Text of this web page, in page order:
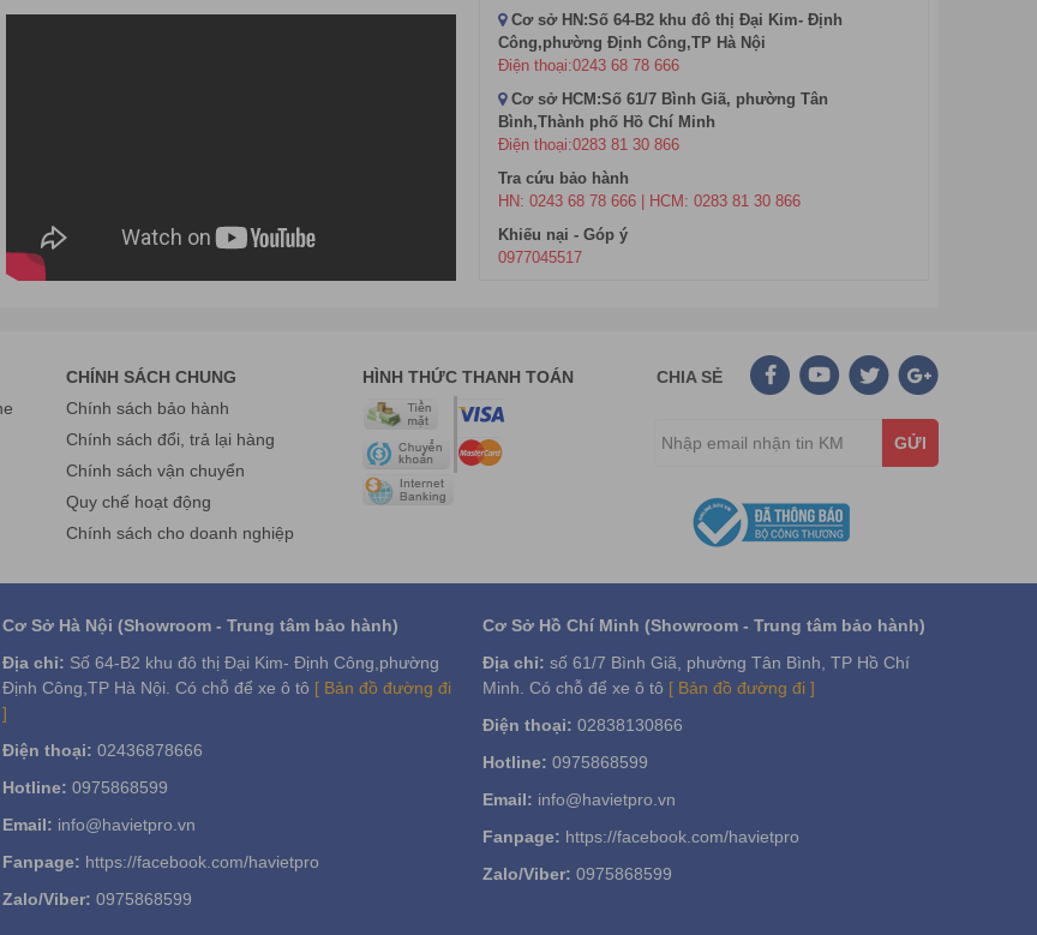
Cơ sở HN:Số 64-B2 khu đô thị Đại Kim- Định
Công,phường Định Công,TP Hà Nội
Điện thoại:0243 68 78 666
Cơ sở HCM:Số 61/7 Bình Giã, phường Tân
Bình,Thành phố Hồ Chí Minh
Điện thoại:0283 81 30 866
Tra cứu bảo hành
HN: 0243 68 78 666 | HCM: 0283 81 30 866
Khiếu nại - Góp ý
0977045517
CHÍNH SÁCH CHUNG
Chính sách bảo hành
Chính sách đổi, trả lại hàng
Chính sách vận chuyển
Quy chế hoạt động
Chính sách cho doanh nghiệp
HÌNH THỨC THANH TOÁN CHIA SẺ
GỬI
Cơ Sở Hà Nội (Showroom - Trung tâm bảo hành)
Địa chỉ: Số 64-B2 khu đô thị Đại Kim- Định Công,phường
Định Công,TP Hà Nội. Có chỗ để xe ô tô [ Bản đồ đường đi
]
Điện thoại: 02436878666
Hotline: 0975868599
Email: info@havietpro.vn
Fanpage: https://facebook.com/havietpro
Zalo/Viber: 0975868599
Cơ Sở Hồ Chí Minh (Showroom - Trung tâm bảo hành)
Địa chỉ: số 61/7 Bình Giã, phường Tân Bình, TP Hồ Chí
Minh. Có chỗ để xe ô tô [ Bản đồ đường đi ]
Điện thoại: 02838130866
Hotline: 0975868599
Email: info@havietpro.vn
Fanpage: https://facebook.com/havietpro
Zalo/Viber: 0975868599